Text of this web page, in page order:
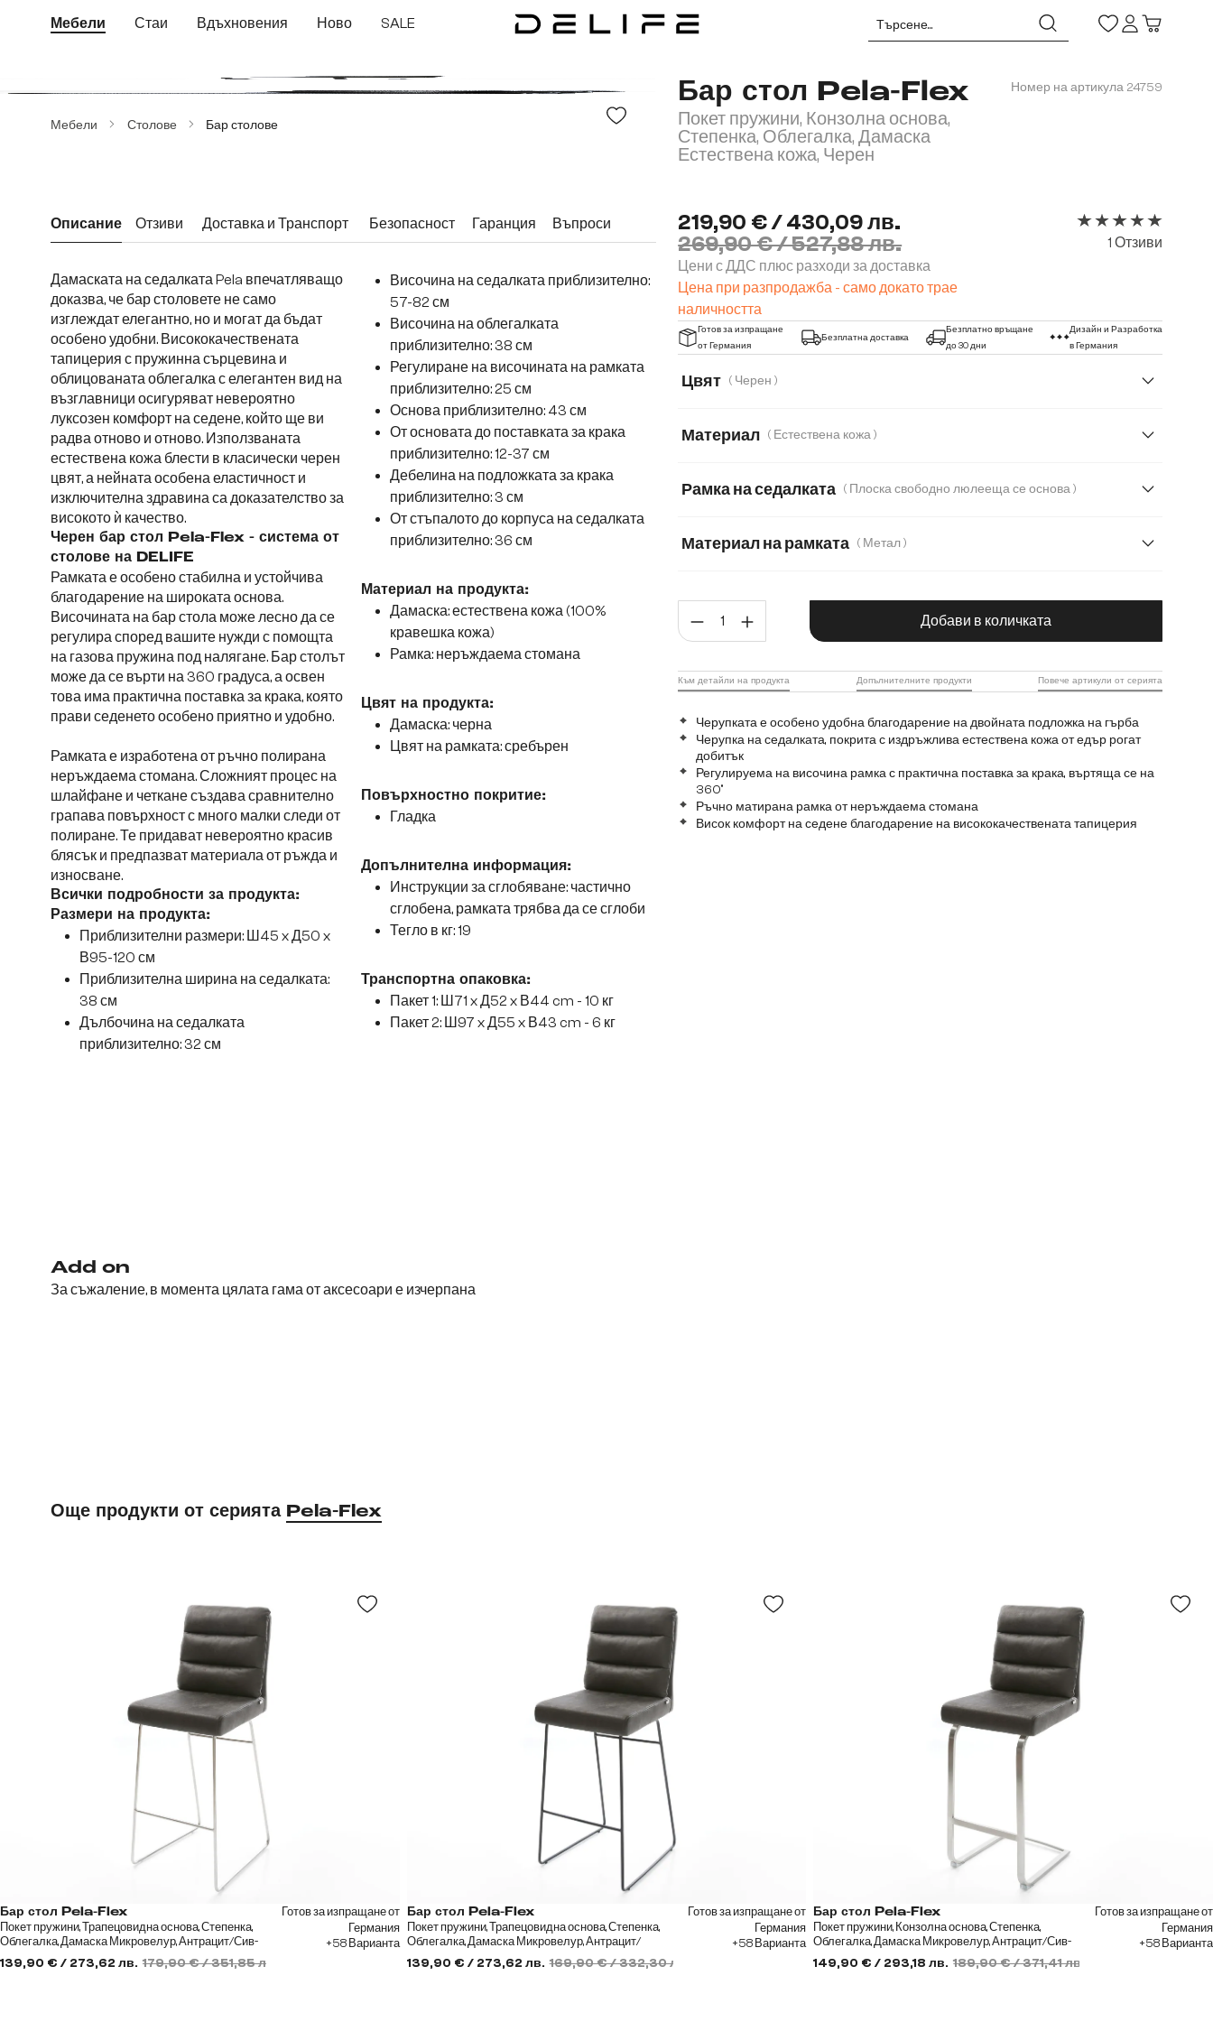
към основното съдържание
Преминете към търсенето
Преминете към основната навигация
Мебели Стаи Вдъхновения Ново SALE
Мебели Столове Бар столове
Бар стол Pela-Flex
Покет пружини, Конзолна основа,
Степенка, Облегалка, Дамаска
Естествена кожа, Черен
Номер на артикула 24759
219,90 € / 430,09 лв.
269,90 € / 527,88 лв.
Цени с ДДС плюс разходи за доставка
Цена при разпродажба - само докато трае
наличността
Средна оценка за 5
1 Отзиви
Готов за изпращане
от Германия
Безплатна доставка
Безплатно връщане
до 30 дни
Дизайн и Разработка
в Германия
Цвят ( Черен )
Материал ( Естествена кожа )
Рамка на седалката ( Плоска свободно люлееща се основа )
Материал на рамката ( Метал )
Количество на продукта: Въведете
Добави в количката
Черупката е особено удобна благодарение на двойната подложка на гърба
Черупка на седалката, покрита с издръжлива естествена кожа от едър рогат
добитък
Регулируема на височина рамка с практична поставка за крака, въртяща се на
360°
Ръчно матирана рамка от неръждаема стомана
Висок комфорт на седене благодарение на висококачествената тапицерия
Към детайли на продукта Допълнителните продукти Повече артикули от серията
Описание Отзиви Доставка и Транспорт Безопасност Гаранция Въпроси
Дамаската на седалката Pela впечатляващо
доказва, че бар столовете не само
изглеждат елегантно, но и могат да бъдат
особено удобни. Висококачествената
тапицерия с пружинна сърцевина и
облицованата облегалка с елегантен вид на
възглавници осигуряват невероятно
луксозен комфорт на седене, който ще ви
радва отново и отново. Използваната
естествена кожа блести в класически черен
цвят, а нейната особена еластичност и
изключителна здравина са доказателство за
високото ѝ качество.
Черен бар стол Pela-Flex - система от
столове на DELIFE
Рамката е особено стабилна и устойчива
благодарение на широката основа.
Височината на бар стола може лесно да се
регулира според вашите нужди с помощта
на газова пружина под налягане. Бар столът
може да се върти на 360 градуса, а освен
това има практична поставка за крака, която
прави седенето особено приятно и удобно.
Рамката е изработена от ръчно полирана
неръждаема стомана. Сложният процес на
шлайфане и четкане създава сравнително
грапава повърхност с много малки следи от
полиране. Те придават невероятно красив
блясък и предпазват материала от ръжда и
износване.
Всички подробности за продукта:
Размери на продукта:
Приблизителни размери: Ш45 x Д50 x
В95-120 см
Приблизителна ширина на седалката:
38 см
Дълбочина на седалката
приблизително: 32 см
Височина на седалката приблизително:
57-82 см
Височина на облегалката
приблизително: 38 см
Регулиране на височината на рамката
приблизително: 25 см
Основа приблизително: 43 см
От основата до поставката за крака
приблизително: 12-37 см
Дебелина на подложката за крака
приблизително: 3 см
От стъпалото до корпуса на седалката
приблизително: 36 см
Материал на продукта:
Дамаска: естествена кожа (100%
кравешка кожа)
Рамка: неръждаема стомана
Цвят на продукта:
Дамаска: черна
Цвят на рамката: сребърен
Повърхностно покритие:
Гладка
Допълнителна информация:
Инструкции за сглобяване: частично
сглобена, рамката трябва да се сглоби
Тегло в кг: 19
Транспортна опаковка:
Пакет 1: Ш71 x Д52 x В44 cm - 10 кг
Пакет 2: Ш97 x Д55 x В43 cm - 6 кг
Add on
За съжаление, в момента цялата гама от аксесоари е изчерпана
Още продукти от серията Pela-Flex
Бар стол Pela-Flex
Покет пружини, Трапецовидна основа, Степенка,
Облегалка, Дамаска Микровелур, Антрацит/Сив-
метален
139,90 € / 273,62 лв. 179,90 € / 351,85 лв.
Готов за изпращане от
Германия
+58 Варианта
Бар стол Pela-Flex
Покет пружини, Трапецовидна основа, Степенка,
Облегалка, Дамаска Микровелур, Антрацит/
Черен
139,90 € / 273,62 лв. 169,90 € / 332,30 лв.
Готов за изпращане от
Германия
+58 Варианта
Бар стол Pela-Flex
Покет пружини, Конзолна основа, Степенка,
Облегалка, Дамаска Микровелур, Антрацит/Сив-
метален
149,90 € / 293,18 лв. 189,90 € / 371,41 лв.
Готов за изпращане от
Германия
+58 Варианта